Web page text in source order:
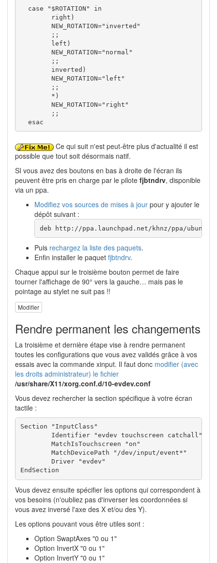
case " $ROTATION "
in
        right
)
NEW_ROTATION="inverted"
;;
        left
)
NEW_ROTATION="normal"
;;
        inverted
)
NEW_ROTATION="left"
;;
* )
NEW_ROTATION="right"
;;
esac
Ce qui suit n'est peut-être plus d'actualité il est
possible que tout soit désormais natif.
SI vous avez des boutons en bas à droite de l'écran ils
peuvent être pris en charge par le pilote fjbtndrv, disponible
via un ppa.
Modifiez vos sources de mises à jour pour y ajouter le
dépôt suivant :
deb http://ppa.launchpad.net/khnz/ppa/ubuntu
Puis rechargez la liste des paquets.
Enfin installer le paquet fjbtndrv.
Chaque appui sur le troisième bouton permet de faire
tourner l'affichage de 90° vers la gauche… mais pas le
pointage au stylet ne suit pas !!
Modifier
Rendre permanent les changements
La troisième et dernière étape vise à rendre permanent
toutes les configurations que vous avez validés grâce à vos
essais avec la commande xinput. Il faut donc modifier (avec
les droits administrateur) le fichier
/usr/share/X11/xorg.conf.d/10-evdev.conf
Vous devez rechercher la section spécifique à votre écran
tactile :
Section "InputClass"
        Identifier "evdev touchscreen catchall"
        MatchIsTouchscreen "on"
        MatchDevicePath "/dev/input/event*"
        Driver "evdev"
EndSection
Vous devez ensuite spécifier les options qui correspondent à
vos besoins (n'oubliez pas d'inverser les coordonnées si
vous avez inversé l'axe des X et/ou des Y).
Les options pouvant vous être utiles sont :
Option SwaptAxes "0 ou 1"
Option InvertX "0 ou 1"
Option InvertY "0 ou 1"